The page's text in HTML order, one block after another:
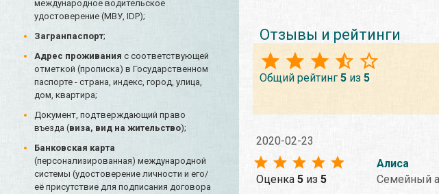
международное водительское
удостоверение (МВУ, IDP);
Загранпаспорт;
Адрес проживания с соответствующей
отметкой (прописка) в Государственном
паспорте - страна, индекс, город, улица,
дом, квартира;
Документ, подтверждающий право
въезда (виза, вид на жительство);
Банковская карта
(персонализированная) международной
системы (удостоверение личности и его/
её присутствие для подписания договора
Отзывы и рейтинги
Общий рейтинг 5из 5
2020-02-23
Оценка 5из 5
Алиса
Семейный